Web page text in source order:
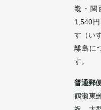
畿・関
1,540
す（い
離島に
す。
普通郵
鶴瀬東